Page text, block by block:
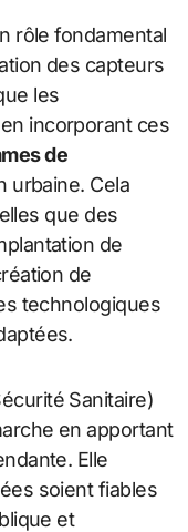
rôle fondamental
des capteurs
les
incorporant ces
de
urbaine. Cela
que des
de
de
technologiques
Sanitaire)
en apportant
Elle
soient fiables
et